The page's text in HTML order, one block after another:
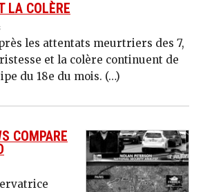
LA COLÈRE
les attentats meurtriers des 7,
et la colère continuent de
du 18e du mois. (…)
COMPARE